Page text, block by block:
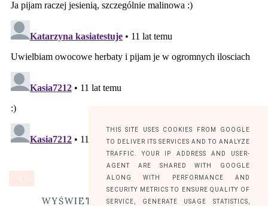
‹ ›
STRONA GŁÓWNA
WYŚWIETL WERSJĘ NA KOMPUTER
THIS SITE USES COOKIES FROM GOOGLE
TO DELIVER ITS SERVICES AND TO ANALYZE
TRAFFIC. YOUR IP ADDRESS AND USER-
AGENT ARE SHARED WITH GOOGLE
ALONG WITH PERFORMANCE AND
SECURITY METRICS TO ENSURE QUALITY OF
SERVICE, GENERATE USAGE STATISTICS,